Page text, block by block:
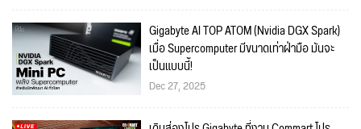
Gigabyte AI TOP ATOM (Nvidia DGX Spark)
เมื่อ Supercomputer มีขนาดเท่าฝ่ามือ มันจะ
เป็นแบบนี้!
Dec 27, 2025